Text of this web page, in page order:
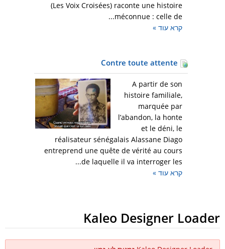
(Les Voix Croisées) raconte une histoire
méconnue : celle de...
קרא עוד »
A partir de son
histoire familiale,
marquée par
l’abandon, la honte
et le déni, le
réalisateur sénégalais Alassane Diago
entreprend une quête de vérité au cours
de laquelle il va interroger les...
קרא עוד »
Kaleo Designer Loader